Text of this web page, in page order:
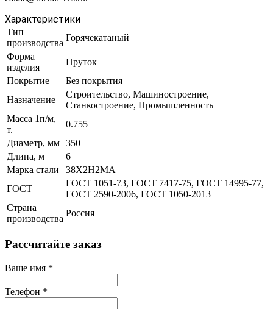
Характеристики
Тип
производства
Горячекатаный
Форма
изделия
Пруток
Покрытие
Без покрытия
Назначение
Строительство, Машиностроение,
Станкостроение, Промышленность
Масса 1п/м,
т.
0.755
Диаметр, мм 350
Длина, м
6
Марка стали
38Х2Н2МА
ГОСТ
ГОСТ 1051-73, ГОСТ 7417-75, ГОСТ 14995-77,
ГОСТ 2590-2006, ГОСТ 1050-2013
Страна
производства
Россия
Рассчитайте заказ
Ваше имя *
Телефон *